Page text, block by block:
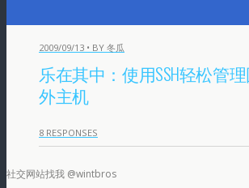
2009/09/13 • BY 冬瓜
乐在其中：使用SSH轻松管
外主机
8 RESPONSES
社交网站找我 @wintbros